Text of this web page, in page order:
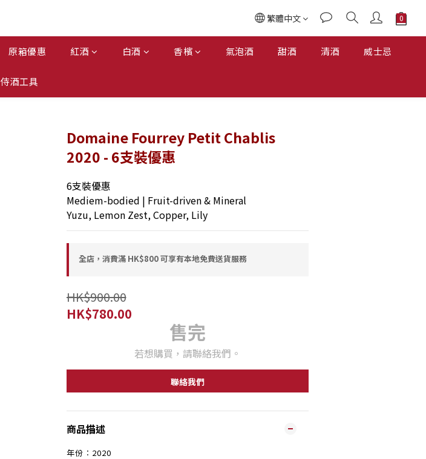
繁體中文
原箱優惠 紅酒 白酒 香檳 氣泡酒 甜酒 清酒 威士忌
侍酒工具
Domaine Fourrey Petit Chablis
2020 - 6支裝優惠
6支裝優惠
Mediem-bodied | Fruit-driven & Mineral
Yuzu, Lemon Zest, Copper, Lily
全店，消費滿 HK$800 可享有本地免費送貨服務
HK$900.00
HK$780.00
售完
若想購買，請聯絡我們。
聯絡我們
商品描述
年份︰2020